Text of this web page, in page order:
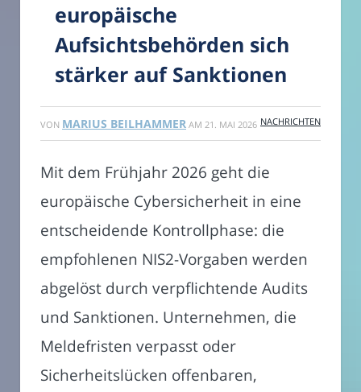
europäische
Aufsichtsbehörden sich
stärker auf Sanktionen
VON MARIUS BEILHAMMER AM 21. MAI 2026 NACHRICHTEN
Mit dem Frühjahr 2026 geht die
europäische Cybersicherheit in eine
entscheidende Kontrollphase: die
empfohlenen NIS2-Vorgaben werden
abgelöst durch verpflichtende Audits
und Sanktionen. Unternehmen, die
Meldefristen verpasst oder
Sicherheitslücken offenbaren,